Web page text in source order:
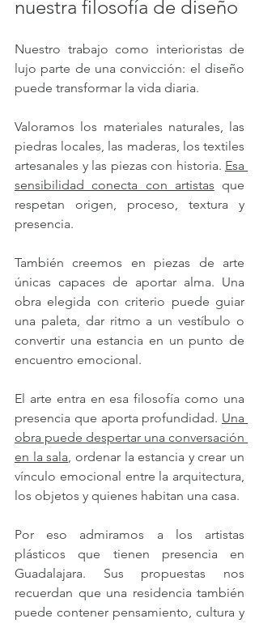
nuestra filosofía de diseño
Nuestro trabajo como interioristas de
lujo parte de una convicción: el diseño
puede transformar la vida diaria.
Valoramos los materiales naturales, las
piedras locales, las maderas, los textiles
artesanales y las piezas con historia. Esa
sensibilidad conecta con artistas que
respetan origen, proceso, textura y
presencia.
También creemos en piezas de arte
únicas capaces de aportar alma. Una
obra elegida con criterio puede guiar
una paleta, dar ritmo a un vestíbulo o
convertir una estancia en un punto de
encuentro emocional.
El arte entra en esa filosofía como una
presencia que aporta profundidad. Una
obra puede despertar una conversación
en la sala , ordenar la estancia y crear un
vínculo emocional entre la arquitectura,
los objetos y quienes habitan una casa.
Por eso admiramos a los artistas
plásticos que tienen presencia en
Guadalajara. Sus propuestas nos
recuerdan que una residencia también
puede contener pensamiento, cultura y